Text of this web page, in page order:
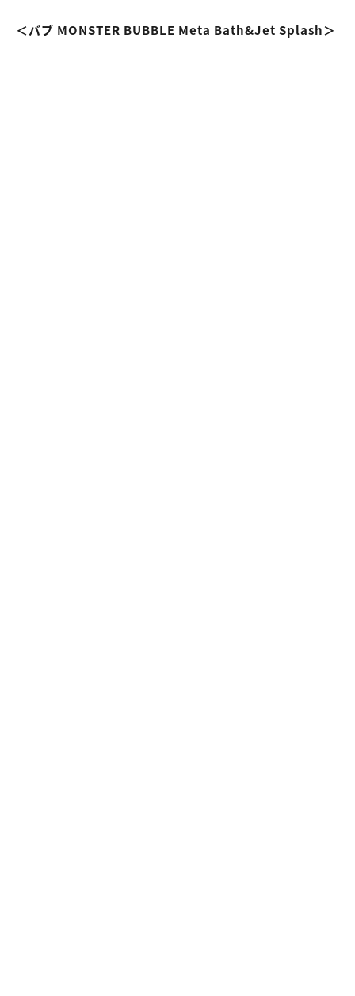
＜バブ MONSTER BUBBLE Meta Bath&Jet Splash＞